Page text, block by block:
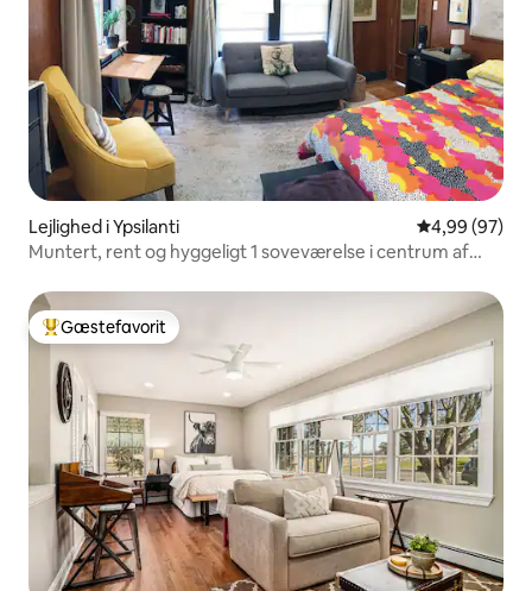
Lejlighed i Ypsilanti 4,99 ud af 5 i
4,99 (97)
Muntert, rent og hyggeligt 1 soveværelse i centrum af
Bedste gæstefavorit
Gæstefavorit